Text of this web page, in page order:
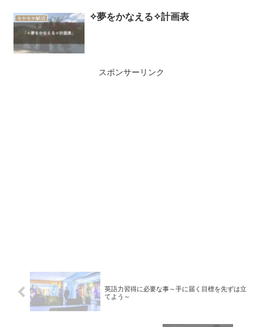
モヤモヤ解消 ✧夢をかなえる✧計画表
スポンサーリンク
英語力習得に必要な事～手に届く目標を先ずは立
てよう～